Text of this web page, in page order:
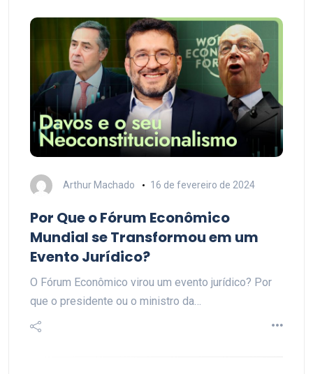
Arthur Machado 16 de fevereiro de 2024
Por Que o Fórum Econômico
Mundial se Transformou em um
Evento Jurídico?
O Fórum Econômico virou um evento jurídico? Por
que o presidente ou o ministro da…